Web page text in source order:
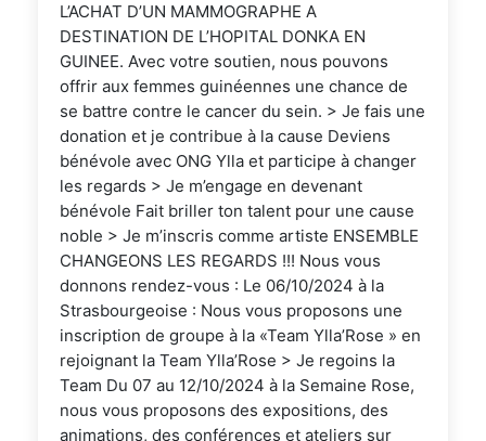
L’ACHAT D’UN MAMMOGRAPHE A
DESTINATION DE L’HOPITAL DONKA EN
GUINEE. Avec votre soutien, nous pouvons
offrir aux femmes guinéennes une chance de
se battre contre le cancer du sein. > Je fais une
donation et je contribue à la cause Deviens
bénévole avec ONG Ylla et participe à changer
les regards > Je m’engage en devenant
bénévole Fait briller ton talent pour une cause
noble > Je m’inscris comme artiste ENSEMBLE
CHANGEONS LES REGARDS !!! Nous vous
donnons rendez-vous : Le 06/10/2024 à la
Strasbourgeoise : Nous vous proposons une
inscription de groupe à la «Team Ylla’Rose » en
rejoignant la Team Ylla’Rose > Je regoins la
Team Du 07 au 12/10/2024 à la Semaine Rose,
nous vous proposons des expositions, des
animations, des conférences et ateliers sur